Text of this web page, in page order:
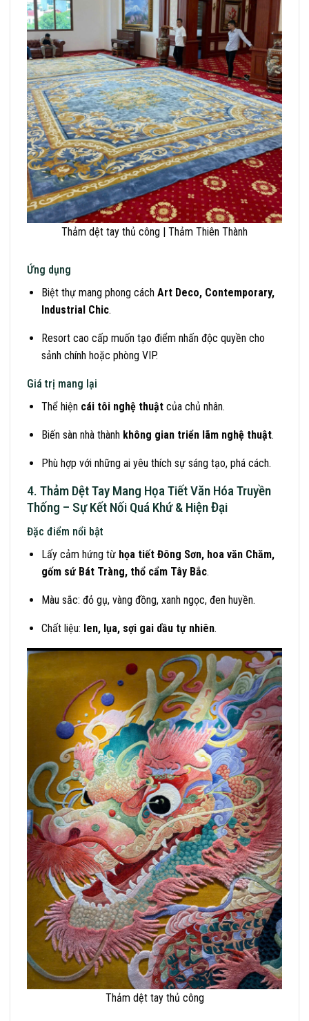
Thảm dệt tay thủ công | Thảm Thiên Thành
Ứng dụng
Biệt thự mang phong cách Art Deco, Contemporary,
Industrial Chic.
Resort cao cấp muốn tạo điểm nhấn độc quyền cho
sảnh chính hoặc phòng VIP.
Giá trị mang lại
Thể hiện cái tôi nghệ thuậtcủa chủ nhân.
Biến sàn nhà thành không gian triển lãm nghệ thuật.
Phù hợp với những ai yêu thích sự sáng tạo, phá cách.
4. Thảm Dệt Tay Mang Họa Tiết Văn Hóa Truyền
Thống – Sự Kết Nối Quá Khứ & Hiện Đại
Đặc điểm nổi bật
Lấy cảm hứng từ họa tiết Đông Sơn, hoa văn Chăm,
gốm sứ Bát Tràng, thổ cẩm Tây Bắc.
Màu sắc: đỏ gụ, vàng đồng, xanh ngọc, đen huyền.
Chất liệu: len, lụa, sợi gai dầu tự nhiên.
Thảm dệt tay thủ công